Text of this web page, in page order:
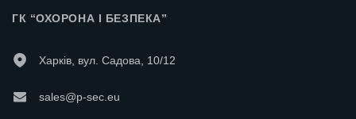
ГК “ОХОРОНА І БЕЗПЕКА”
Харків, вул. Садова, 10/12
sales@p-sec.eu